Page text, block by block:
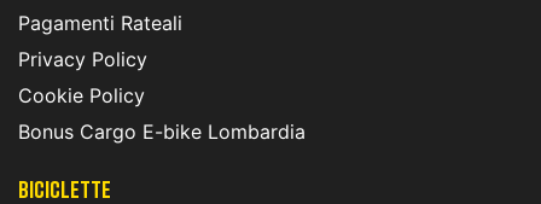
Pagamenti Rateali
Privacy Policy
Cookie Policy
Bonus Cargo E-bike Lombardia
Biciclette